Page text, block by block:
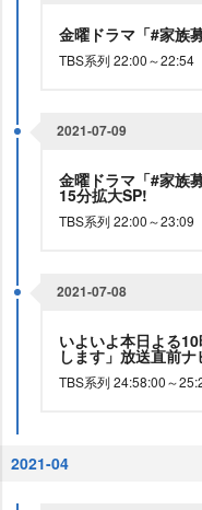
金曜ドラマ「#家族
TBS系列 22:00～22:54
2021-07-09
金曜ドラマ「#家族
15分拡大SP!
TBS系列 22:00～23:09
2021-07-08
いよいよ本日よる
します」放送直前ナ
TBS系列 24:58:00～
2021-04